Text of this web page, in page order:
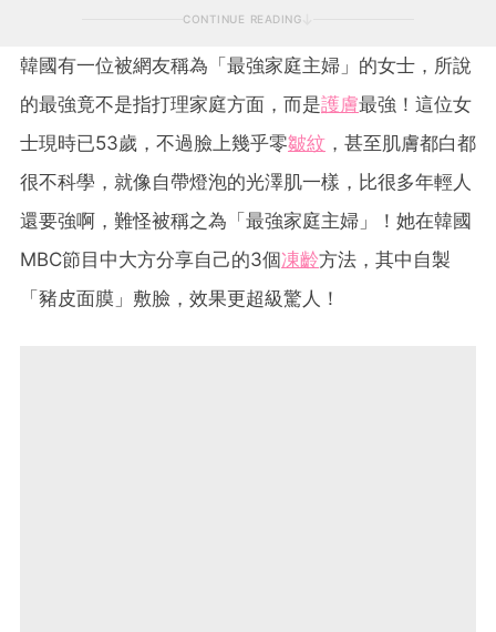
CONTINUE READING
韓國有一位被網友稱為「最強家庭主婦」的女士，所說
的最強竟不是指打理家庭方面，而是護膚最強！這位女
士現時已53歲，不過臉上幾乎零皺紋 ，甚至肌膚都白都
很不科學，就像自帶燈泡的光澤肌一樣，比很多年輕人
還要強啊，難怪被稱之為「最強家庭主婦」！她在韓國
MBC節目中大方分享自己的3個凍齡方法，其中自製
「豬皮面膜」敷臉，效果更超級驚人！